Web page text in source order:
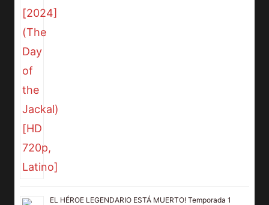
EL HÉROE LEGENDARIO ESTÁ MUERTO! Temporada 1